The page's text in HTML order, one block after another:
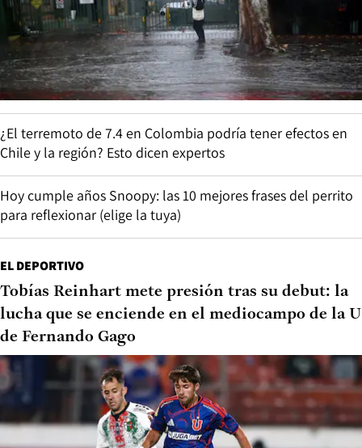
¿El terremoto de 7.4 en Colombia podría tener efectos en
Chile y la región? Esto dicen expertos
Hoy cumple años Snoopy: las 10 mejores frases del perrito
para reflexionar (elige la tuya)
EL DEPORTIVO
Tobías Reinhart mete presión tras su debut: la
lucha que se enciende en el mediocampo de la U
de Fernando Gago